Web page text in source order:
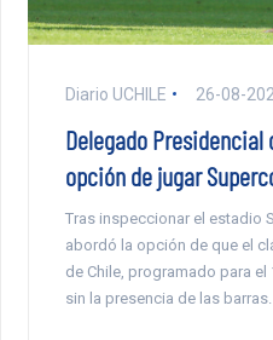
Diario UCHILE 26-08-
Delegado Presidencial
opción de jugar
Tras inspeccionar el estadio
abordó la opción de que el
de Chile, programado para
sin la presencia de las barras.